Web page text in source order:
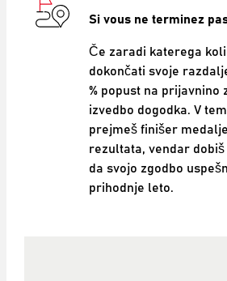
Si vous ne terminez
Če zaradi katerega
dokončati svoje
% popust na prijavnino
izvedbo dogodka. V
prejmeš finišer
rezultata, vendar
da svojo zgodbo
prihodnje leto.